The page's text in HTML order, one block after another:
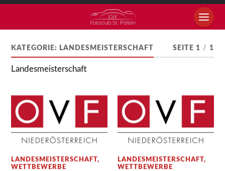
KATEGORIE: LANDESMEISTERSCHAFT SEITE 1 / 1
Landesmeisterschaft
LANDESMEISTERSCHAFT,
WETTBEWERBE
LANDESMEISTERSCHAFT,
WETTBEWERBE